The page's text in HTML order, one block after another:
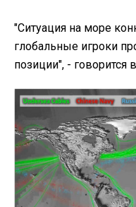
"Ситуация на море
глобальные игроки
позиции", - говорится